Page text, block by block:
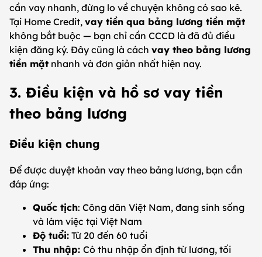
cần vay nhanh, đừng lo về chuyện không có sao kê.
Tại Home Credit, vay tiền qua bảng lương tiền mặt
không bắt buộc — bạn chỉ cần CCCD là đã đủ điều
kiện đăng ký. Đây cũng là cách vay theo bảng lương
tiền mặt nhanh và đơn giản nhất hiện nay.
3. Điều kiện và hồ sơ vay tiền
theo bảng lương
Điều kiện chung
Để được duyệt khoản vay theo bảng lương, bạn cần
đáp ứng:
Quốc tịch: Công dân Việt Nam, đang sinh sống
và làm việc tại Việt Nam
Độ tuổi: Từ 20 đến 60 tuổi
Thu nhập: Có thu nhập ổn định từ lương, tối